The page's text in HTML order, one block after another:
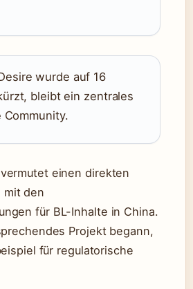
wurde auf 16
bleibt ein zentrales
Community.
einen direkten
mit den
für BL-Inhalte in China.
Projekt begann,
für regulatorische